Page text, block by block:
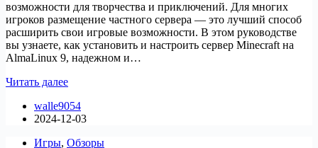
возможности для творчества и приключений. Для многих
игроков размещение частного сервера — это лучший способ
расширить свои игровые возможности. В этом руководстве
вы узнаете, как установить и настроить сервер Minecraft на
AlmaLinux 9, надежном и…
Читать далееКак
сервер
Minecraft
AlmaLinux
walle9054
2024-12-03
Игры, Обзоры